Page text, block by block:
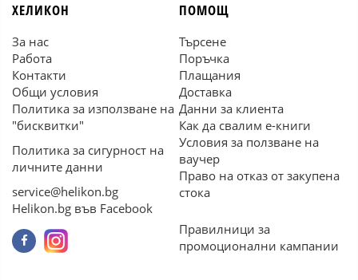
ХЕЛИКОН
За нас
Работа
Контакти
Общи условия
Политика за използване на
"бисквитки"
Политика за сигурност на
личните данни
service@helikon.bg
Helikon.bg във Facebook
ПОМОЩ
Търсене
Поръчка
Плащания
Доставка
Данни за клиента
Как да свалим е-книги
Условия за ползване на
ваучер
Право на отказ от закупена
стока
Правилници за
промоционални кампании